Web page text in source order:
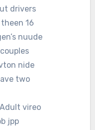
drivers
16
nuude
nide
two
vireo
jpp